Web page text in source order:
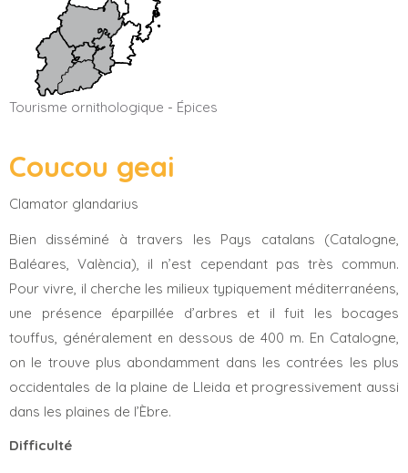
Tourisme ornithologique - Épices
Coucou geai
Clamator glandarius
Bien disséminé à travers les Pays catalans (Catalogne,
Baléares, València), il n’est cependant pas très commun.
Pour vivre, il cherche les milieux typiquement méditerranéens,
une présence éparpillée d’arbres et il fuit les bocages
touffus, généralement en dessous de 400 m. En Catalogne,
on le trouve plus abondamment dans les contrées les plus
occidentales de la plaine de Lleida et progressivement aussi
dans les plaines de l’Èbre.
Difficulté